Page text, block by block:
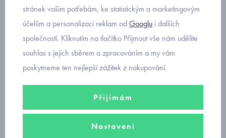
dětská pláštěnka Viola s
tygříkem 5906 pro nejmenší
stránek vašim potřebám, ke statistickým a marketingovým
účelům a personalizaci reklam odGooglu i dalších
společností. Kliknutím na tlačítko Přijmout vše nám udělíte
souhlas s jejich sběrem a zpracováním a my vám
poskytneme ten nejlepší zážitek z nakupování.
Přijímám
Nastavení